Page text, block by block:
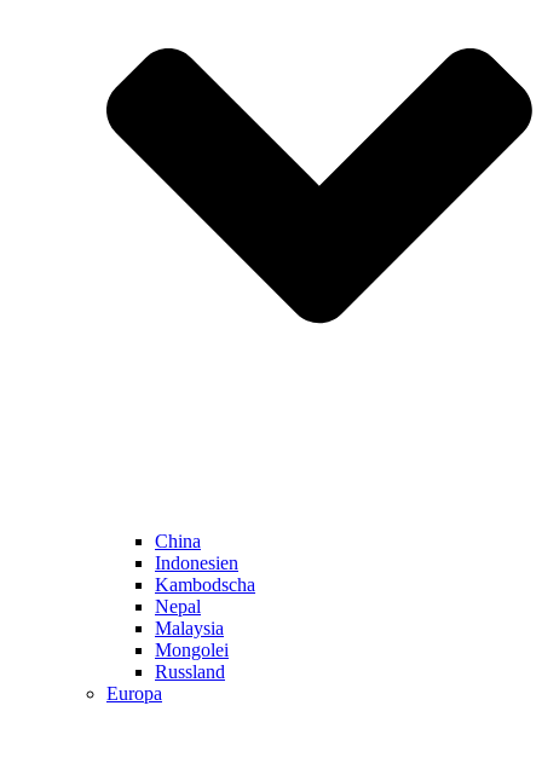
China
Indonesien
Kambodscha
Nepal
Malaysia
Mongolei
Russland
Europa